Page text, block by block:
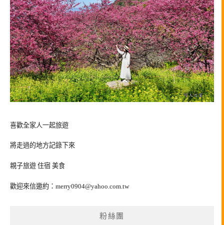
喜歡全家人一起旅遊
將走過的地方記錄下來
親子旅遊 住宿 美食
歡迎來信邀約： merry0904@yahoo.com.tw
粉絲團